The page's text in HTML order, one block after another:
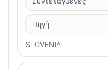
Πηγή
SLOVENIA